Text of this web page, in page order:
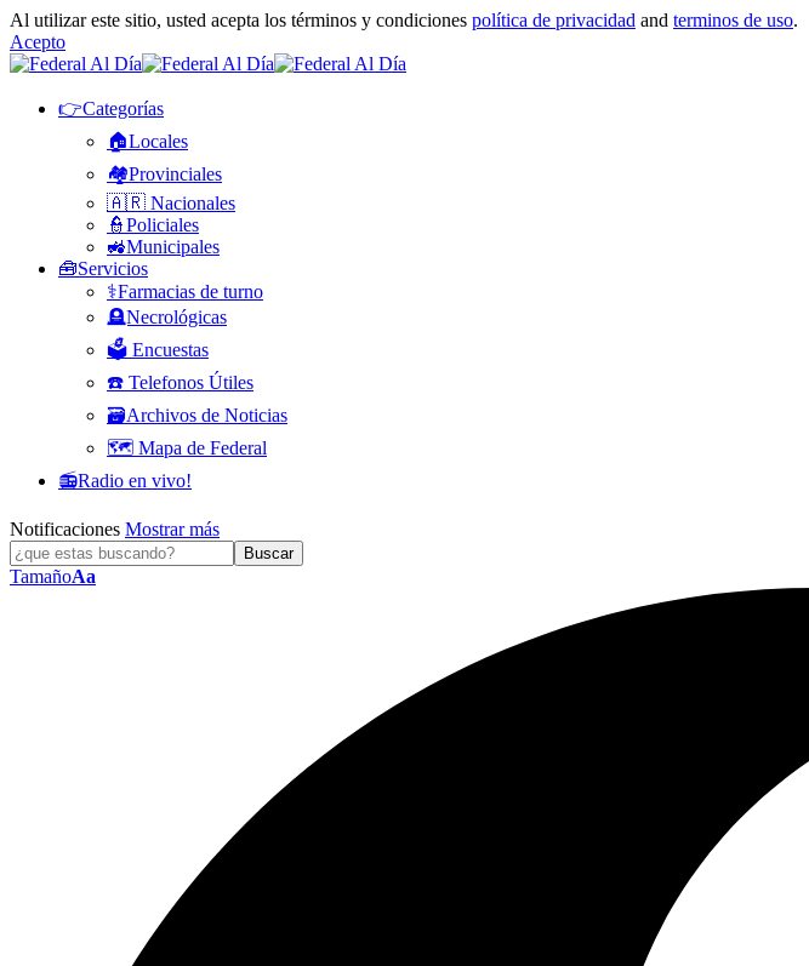
Al utilizar este sitio, usted acepta los términos y condiciones política de privacidad and terminos de uso.
Acepto
👉Categorías
🏠Locales
🏘️Provinciales
🇦🇷 Nacionales
👮Policiales
🚜Municipales
🧰Servicios
⚕️Farmacias de turno
🪦Necrológicas
🗳️ Encuestas
☎️ Telefonos Útiles
🗃️Archivos de Noticias
🗺️ Mapa de Federal
📻Radio en vivo!
Notificaciones Mostrar más
TamañoAa